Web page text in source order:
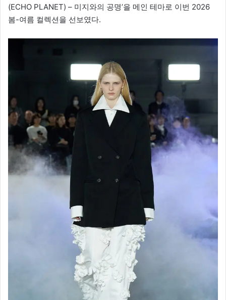
(ECHO PLANET) – 미지와의 공명’을 메인 테마로 이번 2026
봄-여름 컬렉션을 선보였다.